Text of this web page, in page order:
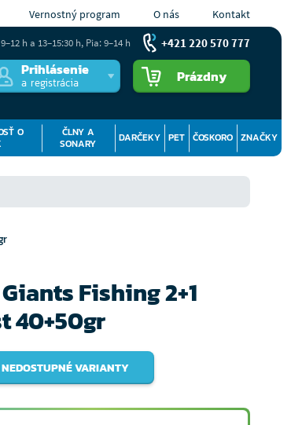
Vernostný program O nás Kontakt
Prihlásenie
a registrácia Prázdny
O
ČLNY A
SONARY
DARČEKY PET ČOSKORO ZNAČKY
h a 13–15:30 h, Pia: 9–14 h +421 220 570 777
Fishing 2+1
40+50gr
VARIANTY